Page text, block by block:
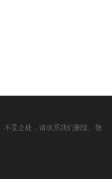
不妥之处，请联系我们删除。敬